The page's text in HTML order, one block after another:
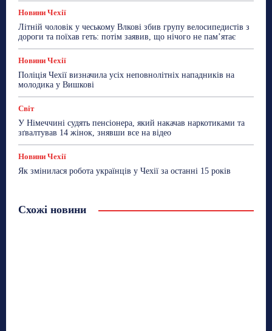
Новини Чехії
Літній чоловік у чеському Влкові збив групу велосипедистів з
дороги та поїхав геть: потім заявив, що нічого не пам’ятає
Новини Чехії
Поліція Чехії визначила усіх неповнолітніх нападників на
молодика у Вишкові
Світ
У Німеччині судять пенсіонера, який накачав наркотиками та
зґвалтував 14 жінок, знявши все на відео
Новини Чехії
Як змінилася робота українців у Чехії за останні 15 років
Схожі новини